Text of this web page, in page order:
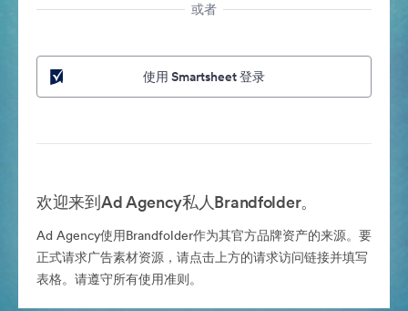
或者
使用 Smartsheet 登录
欢迎来到Ad Agency私人Brandfolder。
Ad Agency使用Brandfolder作为其官方品牌资产的来源。要
正式请求广告素材资源，请点击上方的请求访问链接并填写
表格。请遵守所有使用准则。